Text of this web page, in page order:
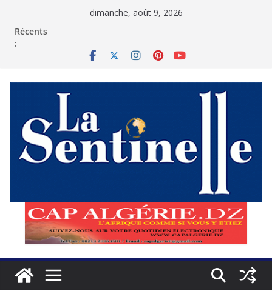
dimanche, août 9, 2026
Récents
: